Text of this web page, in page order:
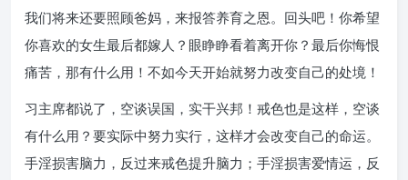
我们将来还要照顾爸妈，来报答养育之恩。回头吧！你希望
你喜欢的女生最后都嫁人？眼睁睁看着离开你？最后你悔恨
痛苦，那有什么用！不如今天开始就努力改变自己的处境！
习主席都说了，空谈误国，实干兴邦！戒色也是这样，空谈
有什么用？要实际中努力实行，这样才会改变自己的命运。
手淫损害脑力，反过来戒色提升脑力；手淫损害爱情运，反